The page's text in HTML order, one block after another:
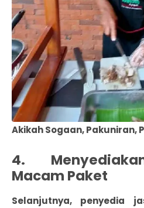
Akikah Sogaan, Pakuniran,
4.
Macam Paket
Selanjutnya, penyedia